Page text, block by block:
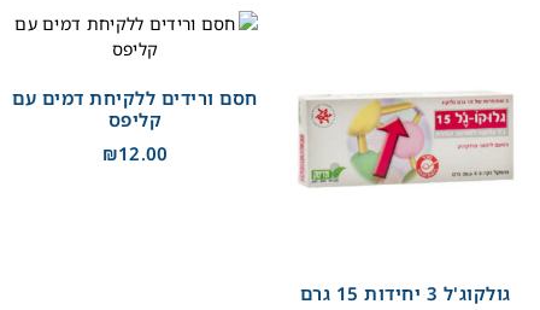
גולקוג'ל 3 יחידות 15 גרם
חסם ורידים ללקיחת דמים עם
קליפס
₪12.00